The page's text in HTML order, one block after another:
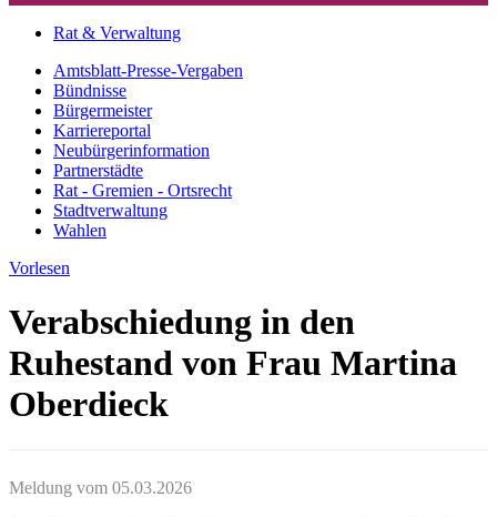
Rat & Verwaltung
Amtsblatt-Presse-Vergaben
Bündnisse
Bürgermeister
Karriereportal
Neubürgerinformation
Partnerstädte
Rat - Gremien - Ortsrecht
Stadtverwaltung
Wahlen
Vorlesen
Verabschiedung in den
Ruhestand von Frau Martina
Oberdieck
Meldung vom 05.03.2026